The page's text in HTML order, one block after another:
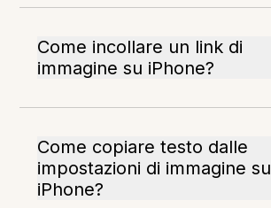
Come incollare un link di
immagine su iPhone?
Come copiare testo dalle
impostazioni di immagine su
iPhone?